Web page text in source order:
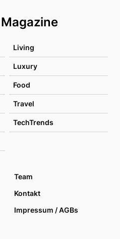
Living
Luxury
Food
Travel
TechTrends
Team
Kontakt
Impressum / AGBs